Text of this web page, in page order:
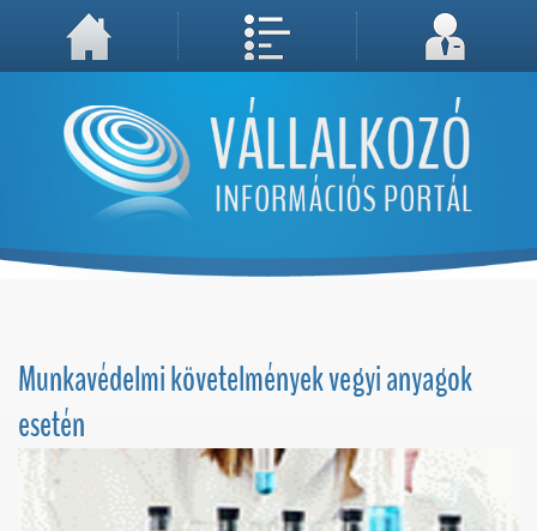
A weboldal használatával Ön elfogadja, hogy Cookie-kat (sütiket) tároljunk számítógépén. A sütik a weboldal megfelelő működéséhez
Megértettem, folytatás...
Munkavédelmi követelmények vegyi anyagok
esetén